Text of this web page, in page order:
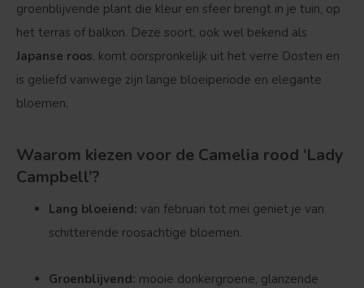
groenblijvende plant die kleur en sfeer brengt in je tuin, op
het terras of balkon. Deze soort, ook wel bekend als
Japanse roos, komt oorspronkelijk uit het verre Oosten en
is geliefd vanwege zijn lange bloeiperiode en elegante
bloemen.
Waarom kiezen voor de Camelia rood ‘Lady
Campbell’?
Lang bloeiend: van februari tot mei geniet je van
schitterende roosachtige bloemen.
Groenblijvend: mooie donkergroene, glanzende